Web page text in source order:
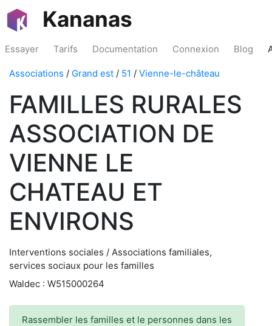
Kananas
Essayer Tarifs Documentation Connexion Blog
Associations / Grand est / 51 / Vienne-le-château
FAMILLES RURALES
ASSOCIATION DE
VIENNE LE
CHATEAU ET
ENVIRONS
Interventions sociales / Associations familiales,
services sociaux pour les familles
Waldec : W515000264
Rassembler les familles et le personnes dans les